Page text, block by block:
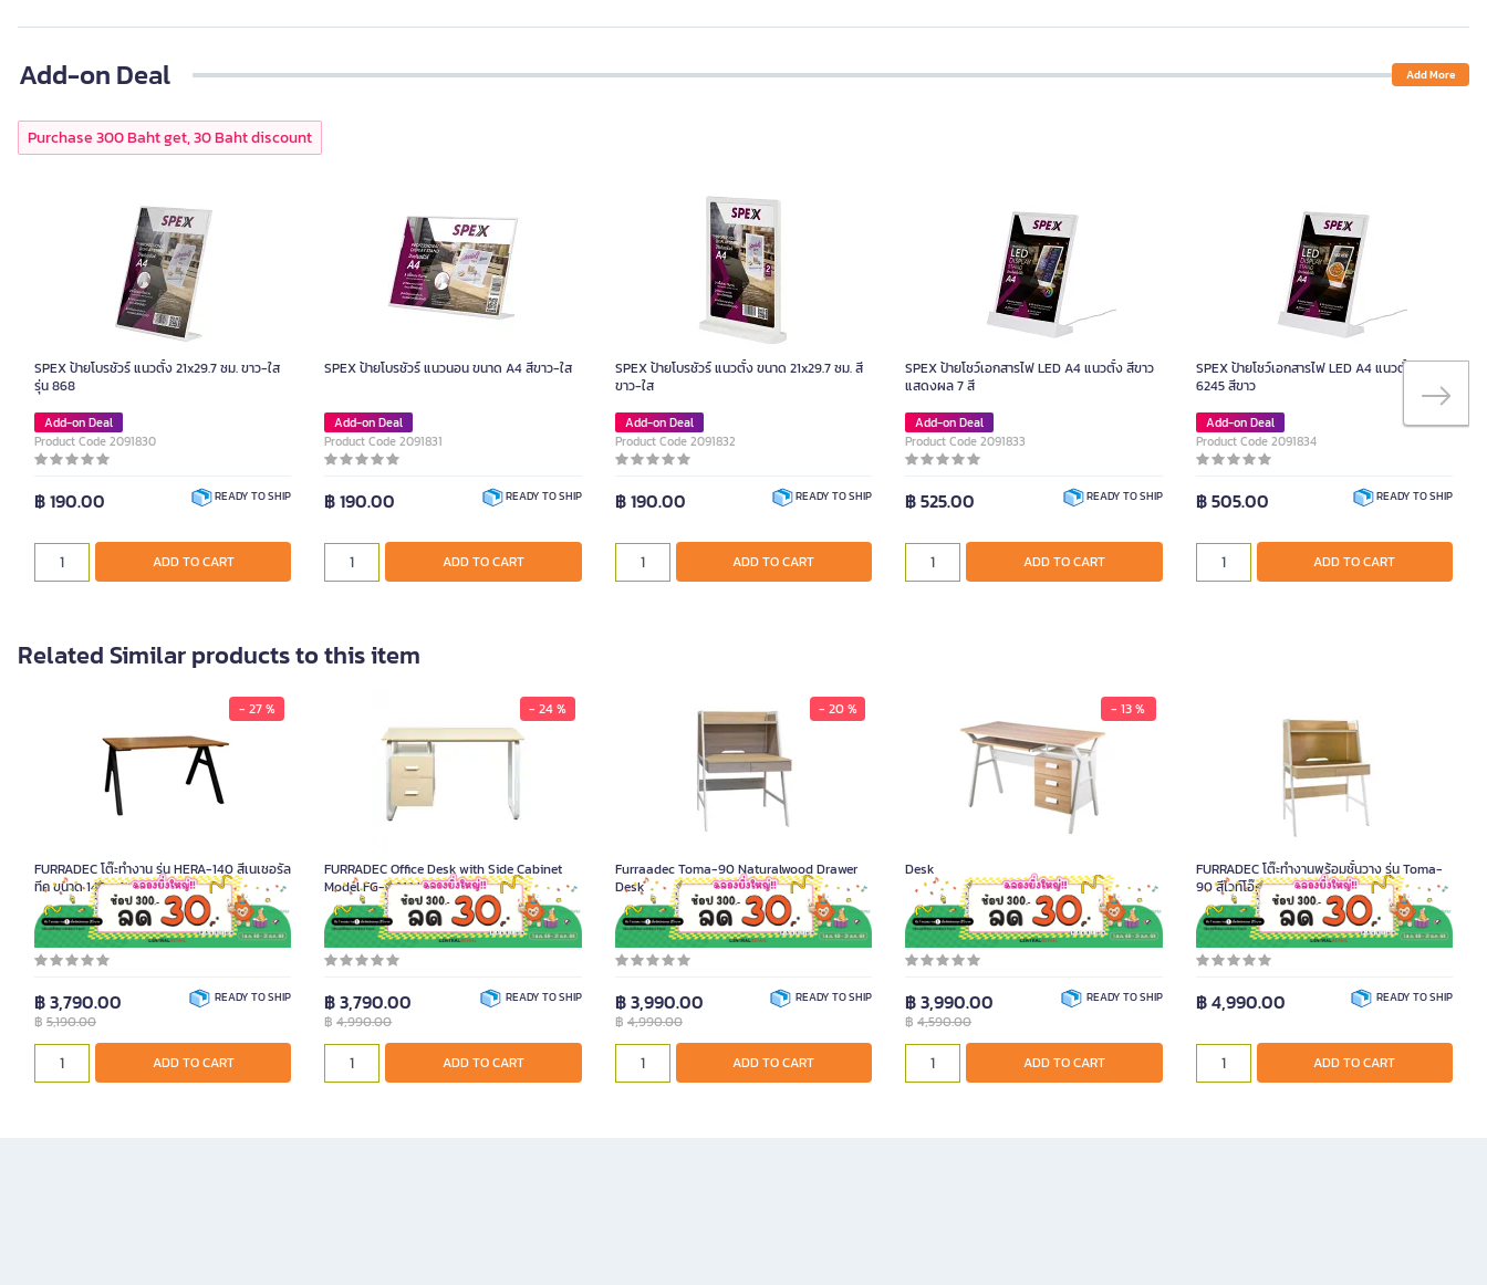
Add-on Deal Add More
Purchase 300 Baht get, 30 Baht discount
SPEX ป้ายโบรชัวร์ แนวตั้ง 21x29.7 ซม. ขาว-ใส
รุ่น 868
Add-on Deal
Product Code 2091830
฿ 190.00 READY TO SHIP
ADD TO CART
SPEX ป้ายโบรชัวร์ แนวนอน ขนาด A4 สีขาว-ใส
Add-on Deal
Product Code 2091831
฿ 190.00 READY TO SHIP
ADD TO CART
SPEX ป้ายโบรชัวร์ แนวตั้ง ขนาด 21x29.7 ซม. สี
ขาว-ใส
Add-on Deal
Product Code 2091832
฿ 190.00 READY TO SHIP
ADD TO CART
SPEX ป้ายโชว์เอกสารไฟ LED A4 แนวตั้ง สีขาว
แสดงผล 7 สี
Add-on Deal
Product Code 2091833
฿ 525.00 READY TO SHIP
ADD TO CART
SPEX ป้ายโชว์เอกสารไฟ LED A4 แนวตั้ง รุ่น
6245 สีขาว
Add-on Deal
Product Code 2091834
฿ 505.00 READY TO SHIP
ADD TO CART
Related Similar products to this item
- 27 %
FURRADEC โต๊ะทำงาน รุ่น HERA-140 สีเนเชอรัล
ทีค ขนาด 140 x 70 x 76 ซม.
Product Code A020167
฿ 3,790.00
฿ 5,190.00
READY TO SHIP
ADD TO CART
- 24 %
FURRADEC Office Desk with Side Cabinet
Model FG-0012 White Oak
Product Code A012642
฿ 3,790.00
฿4,990.00
READY TO SHIP
ADD TO CART
- 20 %
Furraadec Toma-90 Naturalwood Drawer
Desk
Product Code A020160
฿ 3,990.00
฿ 4,990.00
READY TO SHIP
ADD TO CART
- 13 %
Desk
Product Code A010794
฿ 3,990.00
฿4,590.00
READY TO SHIP
ADD TO CART
FURRADEC โต๊ะทำงานพร้อมชั้นวาง รุ่น Toma-
90 สีไวท์โอ๊ค
Product Code A020250
฿ 4,990.00 READY TO SHIP
ADD TO CART